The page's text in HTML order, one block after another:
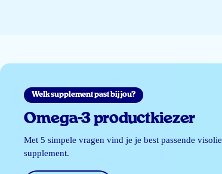
Welk supplement past bij jou?
Omega-3 productkiezer
Met 5 simpele vragen vind je je best passende visolie
supplement.